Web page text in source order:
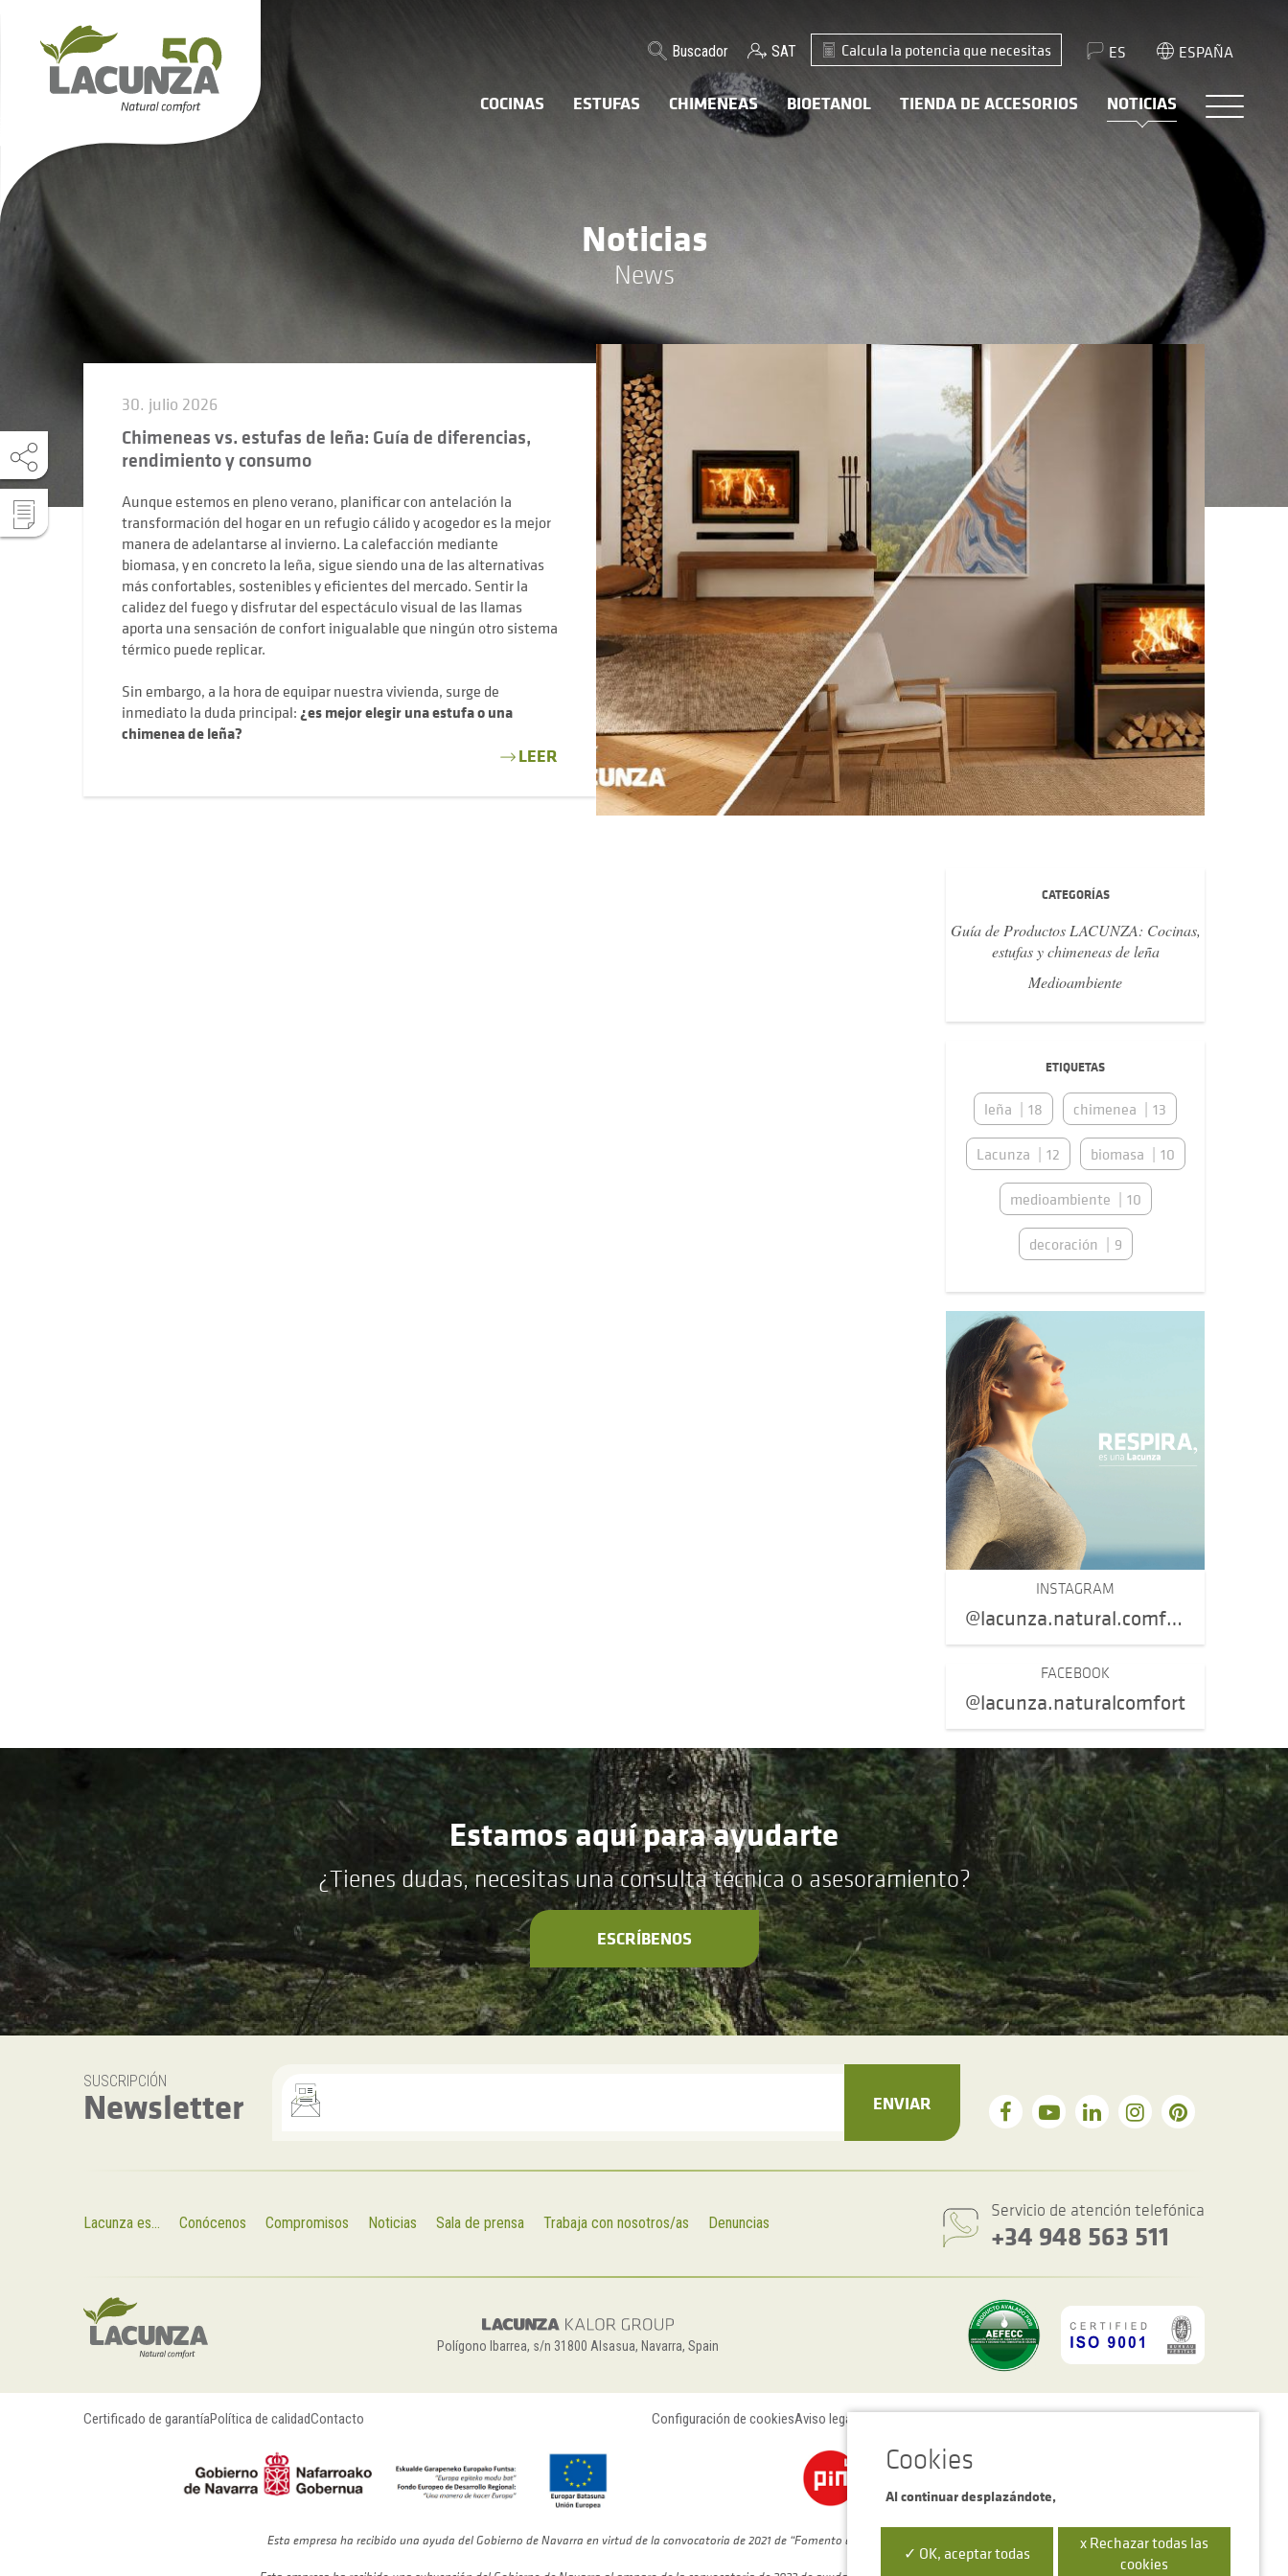
Buscador SAT Calcula la potencia que necesitas ES ESPAÑA
COCINAS ESTUFAS CHIMENEAS BIOETANOL TIENDA DE ACCESORIOS NOTICIAS
Noticias
News
30. julio 2026
Chimeneas vs. estufas de leña: Guía de diferencias,
rendimiento y consumo
Aunque estemos en pleno verano, planificar con antelación la
transformación del hogar en un refugio cálido y acogedor es la mejor
manera de adelantarse al invierno. La calefacción mediante
biomasa, y en concreto la leña, sigue siendo una de las alternativas
más confortables, sostenibles y eficientes del mercado. Sentir la
calidez del fuego y disfrutar del espectáculo visual de las llamas
aporta una sensación de confort inigualable que ningún otro sistema
térmico puede replicar.
Sin embargo, a la hora de equipar nuestra vivienda, surge de
inmediato la duda principal:¿es mejor elegir una estufa o una
chimenea de leña?
LEER
CATEGORÍAS
Guía de Productos LACUNZA: Cocinas,
estufas y chimeneas de leña
Medioambiente
ETIQUETAS
leña 18 chimenea 13
Lacunza 12 biomasa 10
medioambiente 10
decoración 9
FACEBOOK
@lacunza.naturalcomfort
INSTAGRAM
@lacunza.natural.comfort
Estamos aquí para ayudarte
¿Tienes dudas, necesitas una consulta técnica o asesoramiento?
ESCRÍBENOS
SUSCRIPCIÓN
Newsletter ENVIAR
Lacunza es... Conócenos Compromisos Noticias Sala de prensa Trabaja con nosotros/as Denuncias
Servicio de atención telefónica
+34 948 563 511
Polígono Ibarrea, s/n 31800 Alsasua, Navarra, Spain
Certificado de garantíaPolítica de calidadContacto Configuración de cookiesAviso legal
Esta empresa ha recibido una ayuda del Gobierno de Navarra en virtud de la convocatoria de 2021 de “Fomento de la Empresa Digital de Navarra”
Al continuar desplazándote,
✓ OK, aceptar todas
x Rechazar todas las
cookies